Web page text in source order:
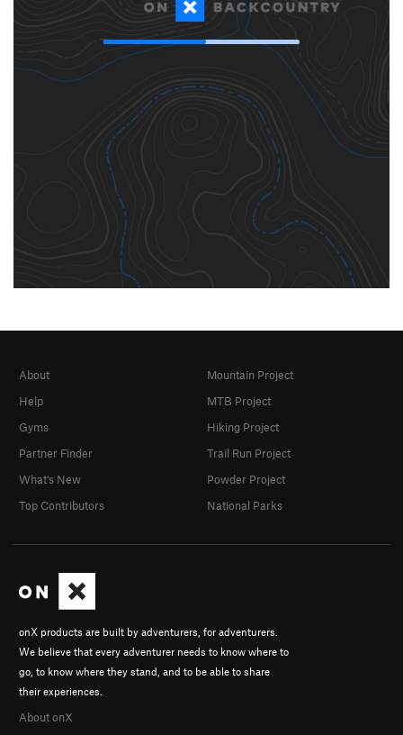
onX products are built by adventurers, for adventurers.
We believe that every adventurer needs to know where to
go, to know where they stand, and to be able to share
their experiences.
About onX
About
Help
Gyms
Partner Finder
What's New
Top Contributors
Mountain Project
MTB Project
Hiking Project
Trail Run Project
Powder Project
National Parks